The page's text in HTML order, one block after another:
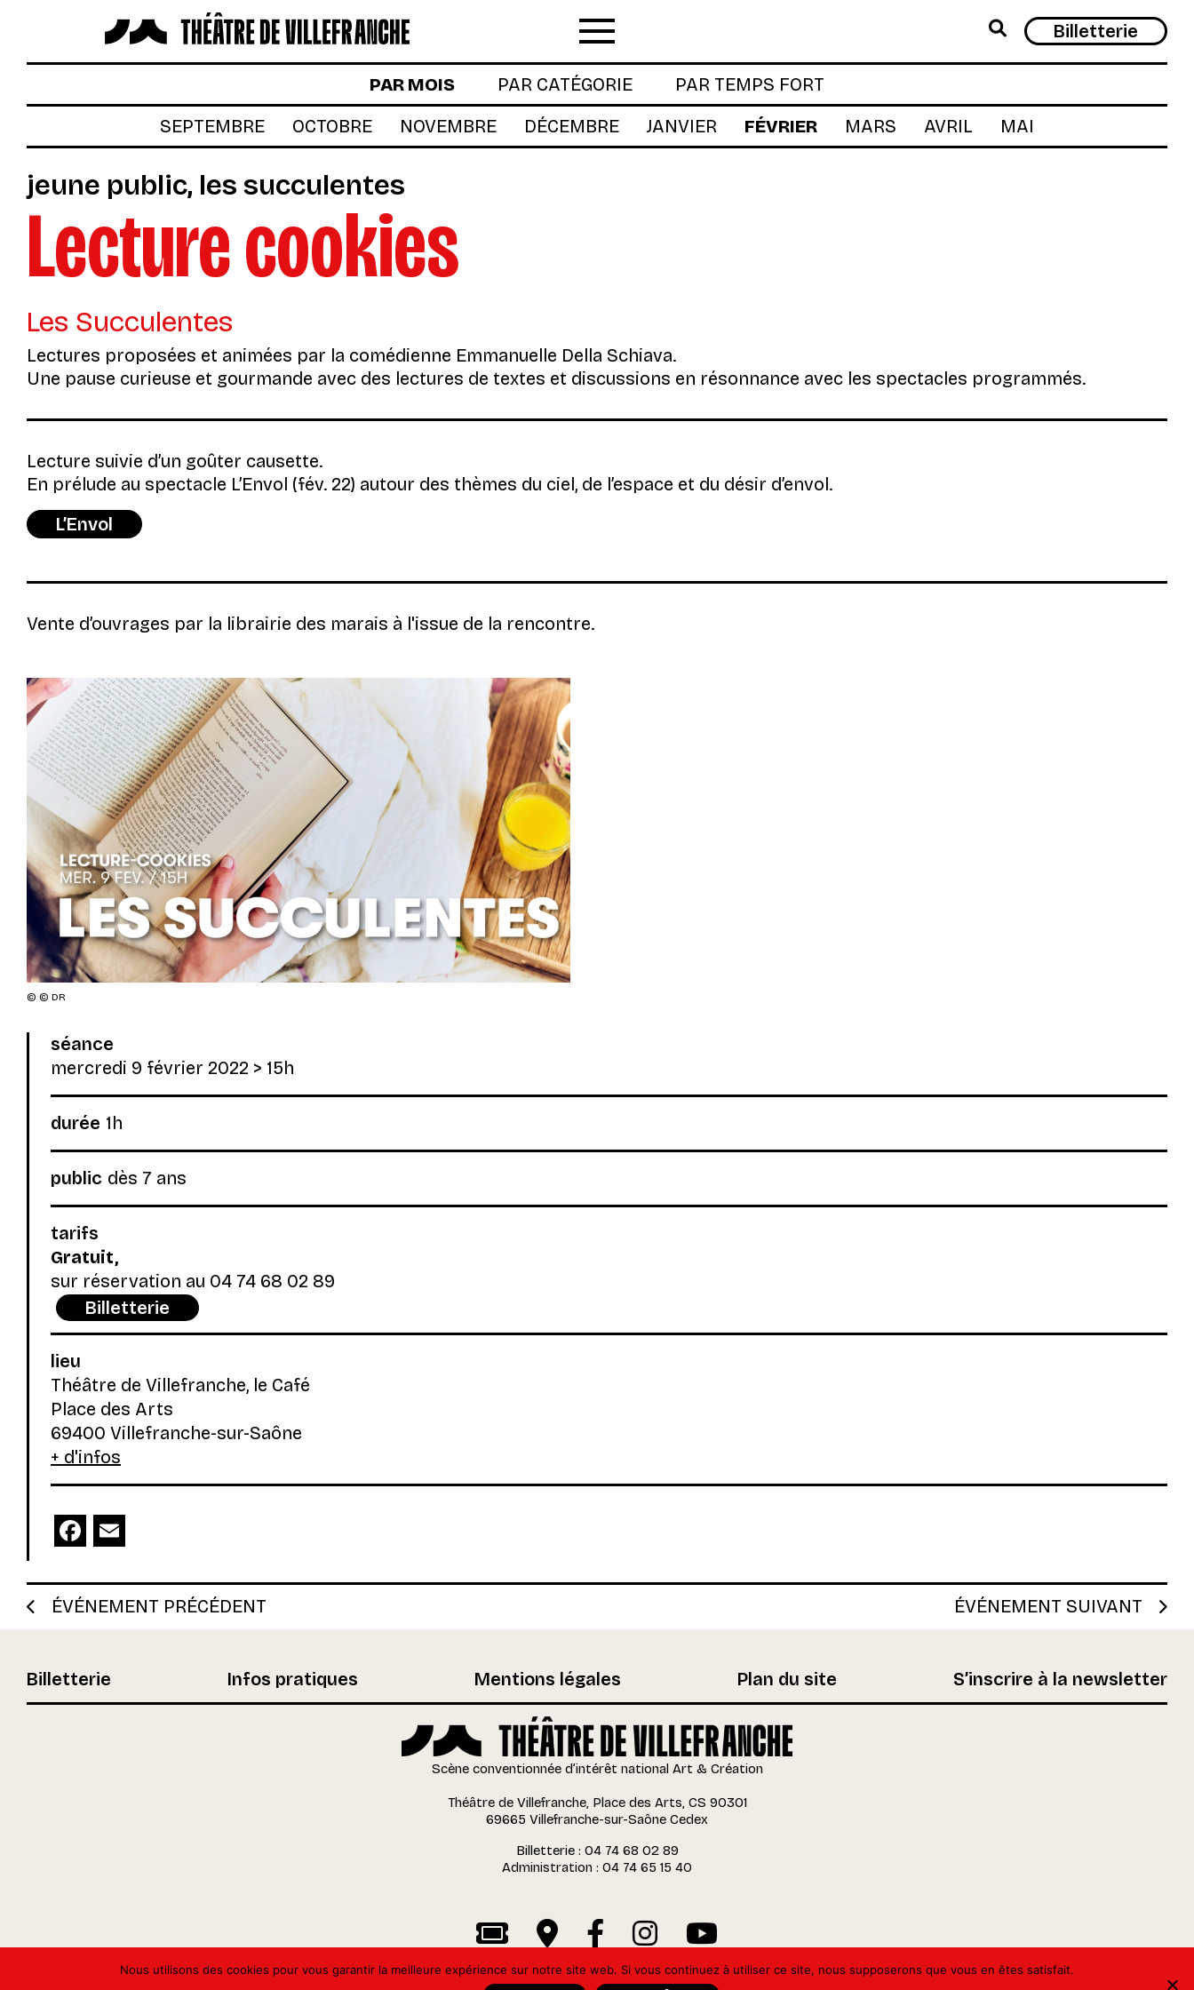
Menu Billetterie
AUTOUR DES SPECTACLES
LE THÉÂTRE
ACTUALITÉS
BILLETTERIE
VOTRE VENUE AU THÉÂTRE
PAR MOIS PAR CATÉGORIE
PAR TEMPS FORT
SEPTEMBRE
OCTOBRE NOVEMBRE DÉCEMBRE JANVIER FÉVRIER MARS AVRIL MAI
jeune public les succulentes
Lecture cookies
Les Succulentes
Lectures proposées et animées par la comédienne Emmanuelle Della Schiava.
Une pause curieuse et gourmande avec des lectures de textes et discussions en résonnance avec les spectacles programmés.
Lecture suivie d’un goûter causette.
En prélude au spectacle L’Envol (fév. 22) autour des thèmes du ciel, de l’espace et du désir d’envol.
L’Envol
Vente d’ouvrages par la librairie des marais à l'issue de la rencontre.
© © DR
séance
mercredi 9 février 2022 > 15h
durée 1h
public dès 7 ans
tarifs
Gratuit,
sur réservation au 04 74 68 02 89
Billetterie
lieu
Théâtre de Villefranche, le Café
Place des Arts
69400 Villefranche-sur-Saône
+ d'infos
ÉVÉNEMENT PRÉCÉDENT ÉVÉNEMENT SUIVANT
Billetterie Infos pratiques Mentions légales Plan du site S’inscrire à la newsletter
Scène conventionnée d’intérêt national Art & Création
Théâtre de Villefranche, Place des Arts, CS 90301
69665 Villefranche-sur-Saône Cedex
Billetterie : 04 74 68 02 89
Administration : 04 74 65 15 40
Nous utilisons des cookies pour vous garantir la meilleure expérience sur notre site web. Si vous continuez à utiliser ce site, nous supposerons que vous en êtes satisfait.